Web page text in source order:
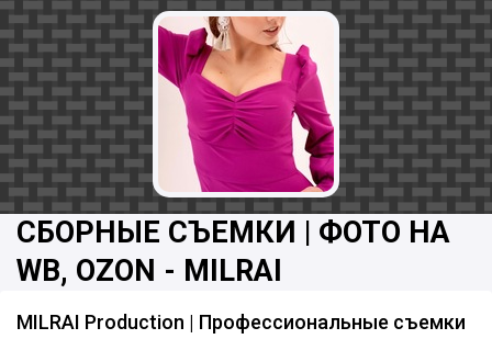
СБОРНЫЕ СЪЕМКИ | ФОТО НА
WB, OZON - MILRAI
MILRAI Production | Профессиональные съемки